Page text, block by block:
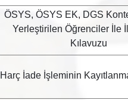
ÖSYS, ÖSYS EK, DGS
Yerleştirilen Öğrenciler İle
Kılavuzu
Harç İade İşleminin